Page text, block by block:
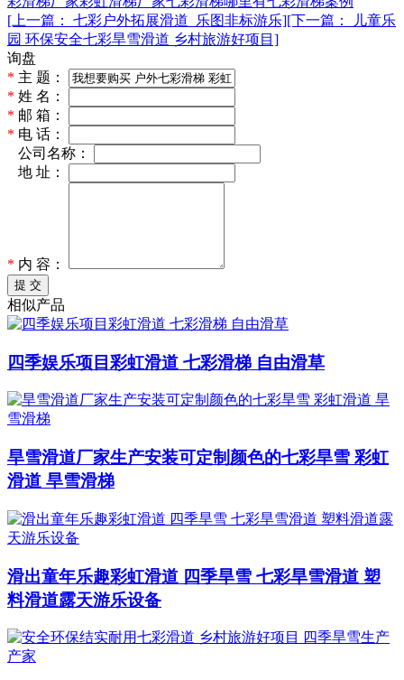
[上一篇： 七彩户外拓展滑道_乐图非标游乐][下一篇： 儿童乐
园 环保安全七彩旱雪滑道 乡村旅游好项目]
询盘
* 主 题：
* 姓 名：
* 邮 箱：
* 电 话：
公司名称：
地 址：
* 内 容：
提 交
相似产品
四季娱乐项目彩虹滑道 七彩滑梯 自由滑草
旱雪滑道厂家生产安装可定制颜色的七彩旱雪 彩虹
滑道 旱雪滑梯
滑出童年乐趣彩虹滑道 四季旱雪 七彩旱雪滑道 塑
料滑道露天游乐设备